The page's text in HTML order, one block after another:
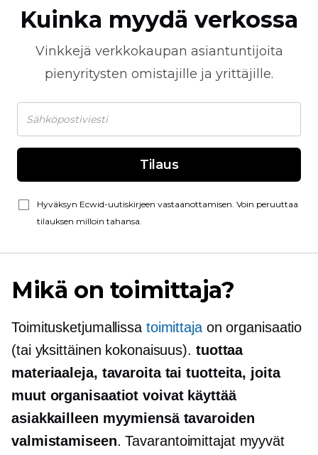
Kuinka myydä verkossa
Vinkkejä verkkokaupan asiantuntijoita
pienyritysten omistajille ja yrittäjille.
Tilaus
Hyväksyn Ecwid-uutiskirjeen vastaanottamisen. Voin peruuttaa
tilauksen milloin tahansa.
Mikä on toimittaja?
Toimitusketjumallissa toimittajaon organisaatio
(tai yksittäinen kokonaisuus). tuottaa
materiaaleja, tavaroita tai tuotteita, joita
muut organisaatiot voivat käyttää
asiakkailleen myymiensä tavaroiden
valmistamiseen. Tavarantoimittajat myyvät